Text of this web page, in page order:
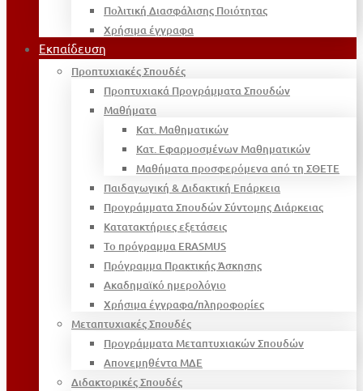
Πολιτική Διασφάλισης Ποιότητας
Χρήσιμα έγγραφα
Εκπαίδευση
Προπτυχιακές Σπουδές
Προπτυχιακά Προγράμματα Σπουδών
Μαθήματα
Κατ. Μαθηματικών
Κατ. Εφαρμοσμένων Μαθηματικών
Μαθήματα προσφερόμενα από τη ΣΘΕΤΕ
Παιδαγωγική & Διδακτική Επάρκεια
Προγράμματα Σπουδών Σύντομης Διάρκειας
Κατατακτήριες εξετάσεις
Το πρόγραμμα ERASMUS
Πρόγραμμα Πρακτικής Άσκησης
Ακαδημαϊκό ημερολόγιο
Χρήσιμα έγγραφα/πληροφορίες
Μεταπτυχιακές Σπουδές
Προγράμματα Μεταπτυχιακών Σπουδών
Απονεμηθέντα ΜΔΕ
Διδακτορικές Σπουδές